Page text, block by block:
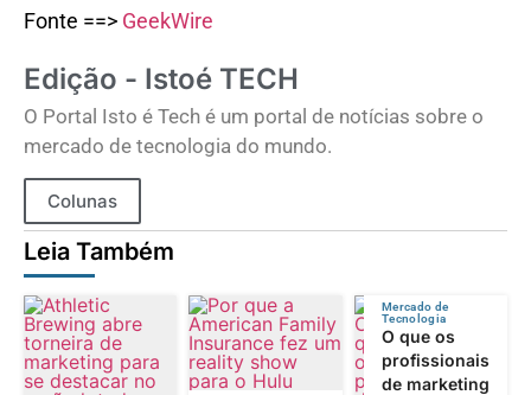
Fonte ==> GeekWire
Edição - Istoé TECH
O Portal Isto é Tech é um portal de notícias sobre o
mercado de tecnologia do mundo.
Colunas
Leia Também
Mercado de
Tecnologia
O que os
profissionais
de marketing